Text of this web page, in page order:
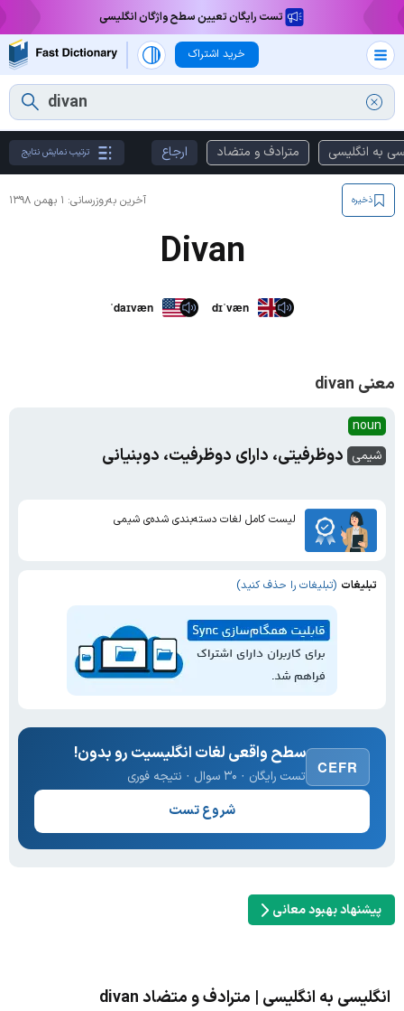
تست رایگان تعیین سطح واژگان انگلیسی
خرید اشتراک
به انگلیسی مترادف و متضاد ارجاع ترتیب نمایش نتایج
آخرین به‌روزرسانی: ۱ بهمن ۱۳۹۸ ذخیره
Divan
ˈdaɪvæn dɪˈvæn
معنی divan
noun
شیمی دوظرفیتی، دارای دوظرفیت، دوبنیانی
لیست کامل لغات دسته‌بندی شده‌ی شیمی
تبلیغات (تبلیغات را حذف کنید)
CEFR
سطح واقعی لغات انگلیسیت رو بدون!
تست رایگان · ۳۰ سوال · نتیجه فوری
شروع تست
پیشنهاد بهبود معانی
انگلیسی به انگلیسی | مترادف و متضاد divan